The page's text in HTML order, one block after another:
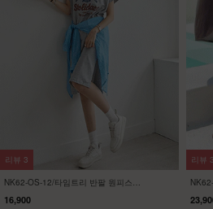
NK62-OS-12/타임트리 반팔 원피스
16,900
리뷰 3
리뷰 3